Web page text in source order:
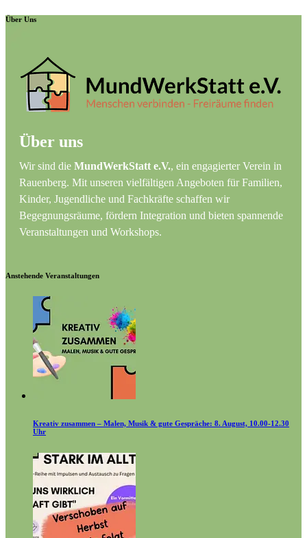
Über Uns
Über uns
Wir sind die MundWerkStatt e.V., ein engagierter Verein in
Rauenberg. Mit unseren vielfältigen Angeboten für Familien,
Kinder, Jugendliche und Fachkräfte schaffen wir
Begegnungsräume, fördern Integration und bieten spannende
Veranstaltungen und Workshops.
Anstehende Veranstaltungen
Kreativ zusammen – Malen, Musik & gute Gespräche: 8. August, 10.00-12.30
Uhr